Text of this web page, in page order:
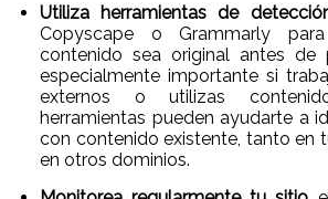
Utiliza herramientas de
Copyscape o Grammarly
contenido sea original antes de
especialmente importante si
externos o utilizas
herramientas pueden ayudarte a
con contenido existente, tanto en
en otros dominios.